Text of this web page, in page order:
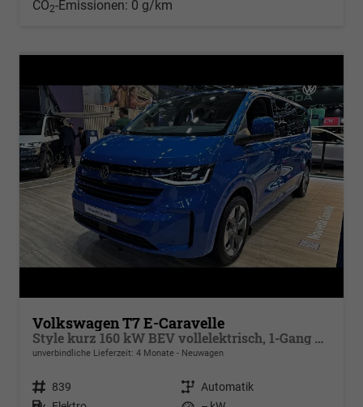
CO2-Emissionen: 0 g/km
Volkswagen T7 E-Caravelle
Style kurz 160 kW BEV vollelektrisch, 1-Gang Automatik, Heckantrieb , 8 Sitze, Klimaautomatik 3 Zonen, dunkel eingefärbte Scheiben, Fahrerassistenzpaket Plus,
unverbindliche Lieferzeit: 4 Monate Neuwagen
Fahrzeugnr. 839 Getriebe Automatik